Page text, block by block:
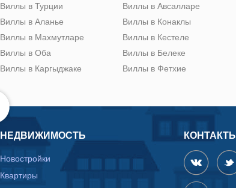
Виллы в Турции
Виллы в Аланье
Виллы в Махмутларе
Виллы в Оба
Виллы в Каргыджаке
Виллы в Авсалларе
Виллы в Конаклы
Виллы в Кестеле
Виллы в Белеке
Виллы в Фетхие
НЕДВИЖИМОСТЬ
Новостройки
Квартиры
КОНТАКТЫ